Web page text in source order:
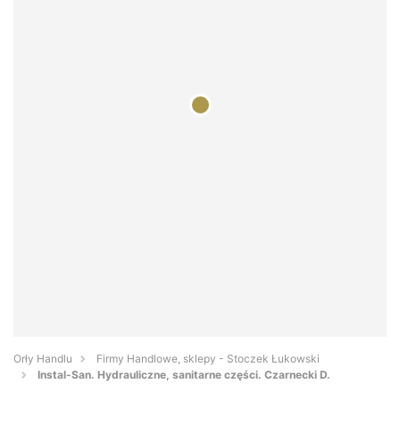
Orły Handlu
Firmy Handlowe, sklepy - Stoczek Łukowski
Instal-San. Hydrauliczne, sanitarne części. Czarnecki D.